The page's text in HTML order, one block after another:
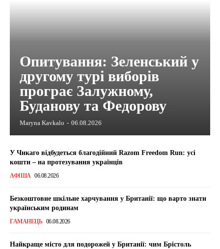
Опитування: Зеленський у
другому турі виборів
програє Залужному,
Буданову та Федорову
Maryna Kavkalo - 06.08.2026
У Чикаго відбудеться благодійний Razom Freedom Run: усі
кошти – на протезування українців
АФІША 06.08.2026
Безкоштовне шкільне харчування у Британії: що варто знати
українським родинам
ГАМАНЕЦЬ 06.08.2026
Найкраще місто для подорожей у Британії: чим Брістоль